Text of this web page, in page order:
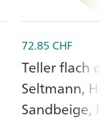
72.85 CHF
Teller flach
Seltmann,
Sandbeige,